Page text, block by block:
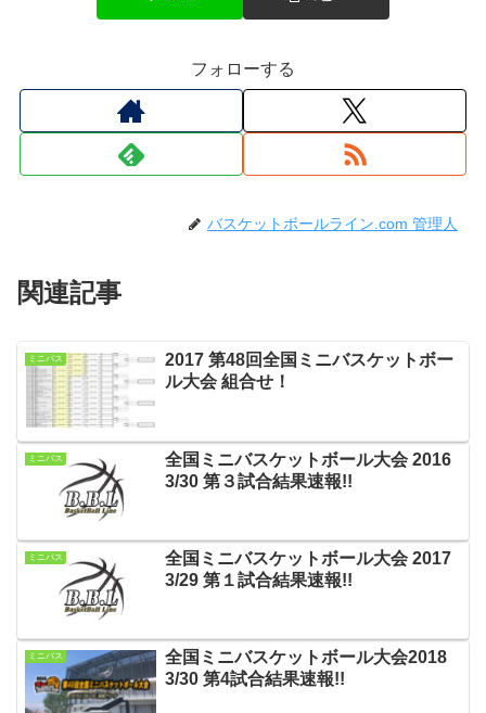
フォローする
バスケットボールライン.com 管理人
関連記事
ミニバス
2017 第48回全国ミニバスケットボー
ル大会 組合せ！
ミニバス
全国ミニバスケットボール大会 2016
3/30 第３試合結果速報!!
ミニバス
全国ミニバスケットボール大会 2017
3/29 第１試合結果速報!!
ミニバス
全国ミニバスケットボール大会2018
3/30 第4試合結果速報!!